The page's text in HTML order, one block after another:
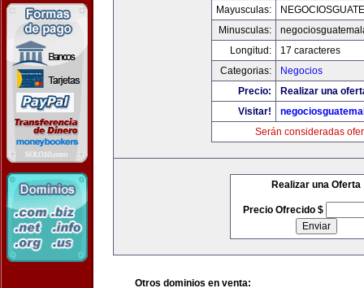
Mayusculas:
Minusculas:
Longitud:
17 caracteres
Categorias:
Negocios
Precio:
Realizar una
Visitar!
Serán consideradas
Realizar una Oferta
Precio Ofrecido $
Otros dominios en venta: